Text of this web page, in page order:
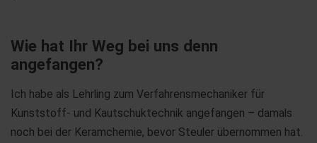
Wie hat Ihr Weg bei uns denn
angefangen?
Ich habe als Lehrling zum Verfahrensmechaniker für
Kunststoff- und Kautschuktechnik angefangen – damals
noch bei der Keramchemie, bevor Steuler übernommen hat.